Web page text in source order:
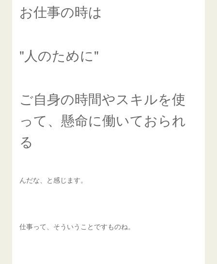
お仕事の時は
"人のために"
ご自身の時間やスキルを使
って、懸命に働いておられ
る
んだな、と感じます。
仕事って、そういうことですものね。